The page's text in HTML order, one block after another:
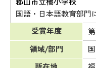
郡山市立橘小学校
国語・日本語教育部門
受賞年度
領域/部門